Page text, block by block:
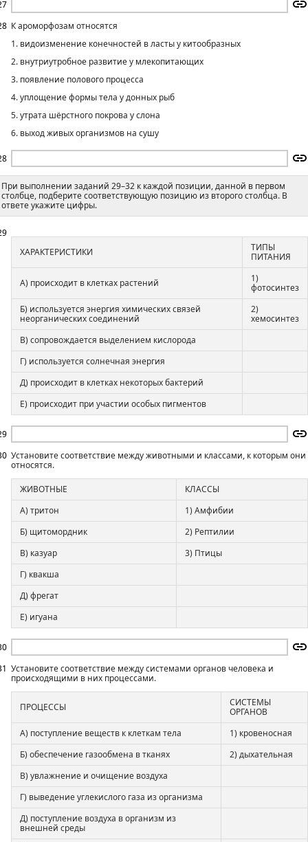
К ароморфозам относятся
1. видоизменение конечностей в ласты у китообразных
2. внутриутробное развитие у млекопитающих
3. появление полового процесса
4. уплощение формы тела у донных рыб
5. утрата шёрстного покрова у слона
6. выход живых организмов на сушу
При выполнении заданий 29–32 к каждой позиции, данной в первом
столбце, подберите соответствующую позицию из второго столбца. В
ответе укажите цифры.
ХАРАКТЕРИСТИКИ
ТИПЫ
ПИТАНИЯ
А) происходит в клетках растений
1)
фотосинтез
Б) используется энергия химических связей
неорганических соединений
2)
хемосинтез
В) сопровождается выделением кислорода
Г) используется солнечная энергия
Д) происходит в клетках некоторых бактерий
Е) происходит при участии особых пигментов
Установите соответствие между животными и классами, к которым они
относятся.
ЖИВОТНЫЕ
КЛАССЫ
А) тритон
1) Амфибии
Б) щитомордник
2) Рептилии
В) казуар
3) Птицы
Г) квакша
Д) фрегат
Е) игуана
Установите соответствие между системами органов человека и
происходящими в них процессами.
ПРОЦЕССЫ
СИСТЕМЫ
ОРГАНОВ
А) поступление веществ к клеткам тела
1) кровеносная
Б) обеспечение газообмена в тканях
2) дыхательная
В) увлажнение и очищение воздуха
Г) выведение углекислого газа из организма
Д) поступление воздуха в организм из
внешней среды